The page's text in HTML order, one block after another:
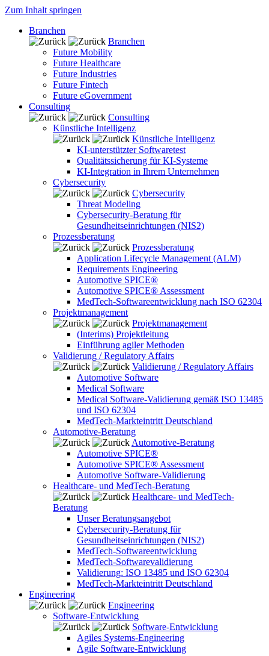
Zum Inhalt springen
Branchen
Branchen
Future Mobility
Future Healthcare
Future Industries
Future Fintech
Future eGovernment
Consulting
Consulting
Künstliche Intelligenz
Künstliche Intelligenz
KI-unterstützter Softwaretest
Qualitätssicherung für KI-Systeme
KI-Integration in Ihrem Unternehmen
Cybersecurity
Cybersecurity
Threat Modeling
Cybersecurity-Beratung für
Gesundheitseinrichtungen (NIS2)
Prozessberatung
Prozessberatung
Application Lifecycle Management (ALM)
Requirements Engineering
Automotive SPICE®
Automotive SPICE® Assessment
MedTech-Softwareentwicklung nach ISO 62304
Projektmanagement
Projektmanagement
(Interims) Projektleitung
Einführung agiler Methoden
Validierung / Regulatory Affairs
Validierung / Regulatory Affairs
Automotive Software
Medical Software
Medical Software-Validierung gemäß ISO 13485
und ISO 62304
MedTech-Markteintritt Deutschland
Automotive-Beratung
Automotive-Beratung
Automotive SPICE®
Automotive SPICE® Assessment
Automotive Software-Validierung
Healthcare- und MedTech-Beratung
Healthcare- und MedTech-
Beratung
Unser Beratungsangebot
Cybersecurity-Beratung für
Gesundheitseinrichtungen (NIS2)
MedTech-Softwareentwicklung
MedTech-Softwarevalidierung
Validierung: ISO 13485 und ISO 62304
MedTech-Markteintritt Deutschland
Engineering
Engineering
Software-Entwicklung
Software-Entwicklung
Agiles Systems-Engineering
Agile Software-Entwicklung